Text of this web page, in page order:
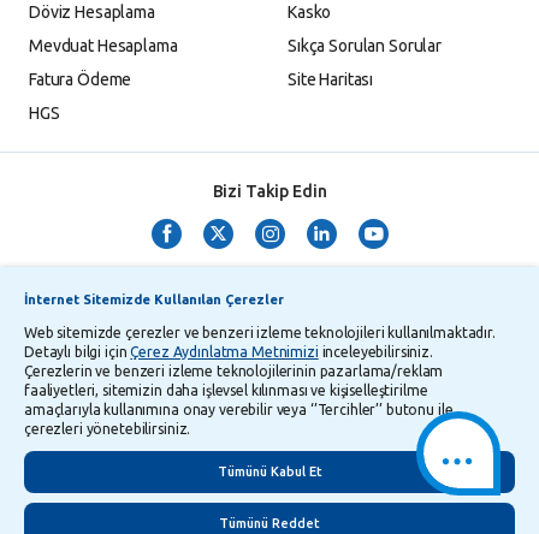
Döviz Hesaplama
Mevduat Hesaplama
Fatura Ödeme
HGS
Kasko
Sıkça Sorulan Sorular
Site Haritası
Bizi Takip Edin
TMSF ve YTM Zaman Aşımı Listesi Bilgi Toplumu Hizmetleri
Kişisel Verilerin Korunması Gizlilik Politikası Çerez Aydınlatma Metni
İletişim English
İnternet Sitemizde Kullanılan Çerezler
Web sitemizde çerezler ve benzeri izleme teknolojileri kullanılmaktadır.
Detaylı bilgi içinÇerez Aydınlatma Metnimizi inceleyebilirsiniz.
Çerezlerin ve benzeri izleme teknolojilerinin pazarlama/reklam
faaliyetleri, sitemizin daha işlevsel kılınması ve kişiselleştirilme
amaçlarıyla kullanımına onay verebilir veya ‘’Tercihler’’ butonu ile
çerezleri yönetebilirsiniz.
Tümünü Reddet
Tümünü Kabul Et